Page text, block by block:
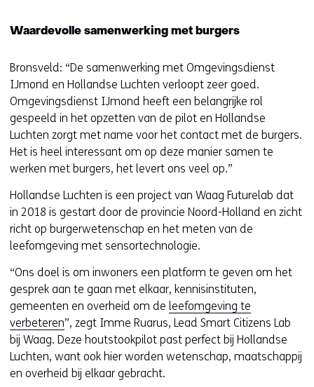
e
s
t
n
a
r
e
e
n
n
d
e
r
e
w
e
Waardevolle samenwerking met burgers
Bronsveld: “De samenwerking met Omgevingsdienst
IJmond en Hollandse Luchten verloopt zeer goed.
Omgevingsdienst IJmond heeft een belangrijke rol
gespeeld in het opzetten van de pilot en Hollandse
Luchten zorgt met name voor het contact met de burgers.
Het is heel interessant om op deze manier samen te
werken met burgers, het levert ons veel op.”
Hollandse Luchten is een project van Waag Futurelab dat
in 2018 is gestart door de provincie Noord-Holland en zicht
richt op burgerwetenschap en het meten van de
leefomgeving met sensortechnologie.
“Ons doel is om inwoners een platform te geven om het
gesprek aan te gaan met elkaar, kennisinstituten,
gemeenten en overheid om de leefomgeving te
verbeteren”, zegt Imme Ruarus, Lead Smart Citizens Lab
bij Waag. Deze houtstookpilot past perfect bij Hollandse
Luchten, want ook hier worden wetenschap, maatschappij
en overheid bij elkaar gebracht.